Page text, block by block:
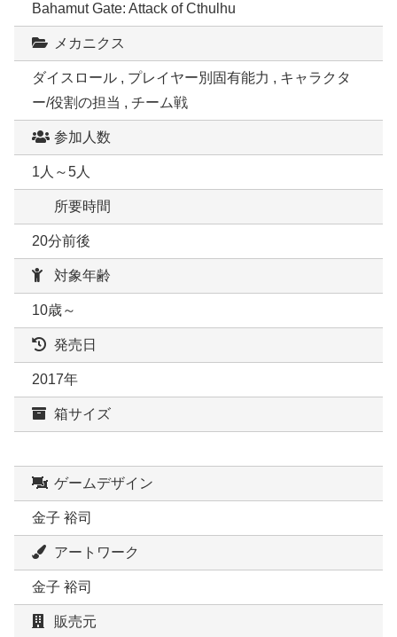
Bahamut Gate: Attack of Cthulhu
メカニクス
ダイスロール , プレイヤー別固有能力 , キャラクタ
ー/役割の担当 , チーム戦
参加人数
1人～5人
所要時間
20分前後
対象年齢
10歳～
発売日
2017年
箱サイズ
ゲームデザイン
金子 裕司
アートワーク
金子 裕司
販売元